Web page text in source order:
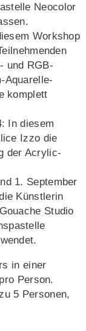
Neocolor
Workshop
und RGB-
Aquarelle-
komplett
In diesem
Izzo die
der Acrylic-
1. September
Künstlerin
Studio
in einer
Person.
5 Personen,